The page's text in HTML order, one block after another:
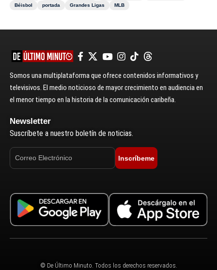
Béisbol
portada Grandes Ligas MLB
Somos una multiplataforma que ofrece contenidos informativos y
televisivos. El medio noticioso de mayor crecimiento en audiencia en
el menor tiempo en la historia de la comunicación caribeña.
Newsletter
Suscríbete a nuestro boletín de noticias.
Inscríbeme
© De Último Minuto. Todos los derechos reservados.